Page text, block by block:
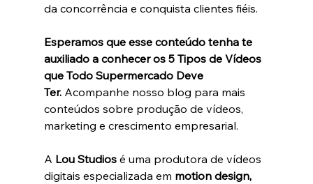
da concorrência e conquista clientes fiéis.
Esperamos que esse conteúdo tenha te
auxiliado a conhecer os 5 Tipos de Vídeos
que Todo Supermercado Deve
Ter. Acompanhe nosso blog para mais
conteúdos sobre produção de vídeos,
marketing e crescimento empresarial.
A Lou Studios é uma produtora de vídeos
digitais especializada em motion design,